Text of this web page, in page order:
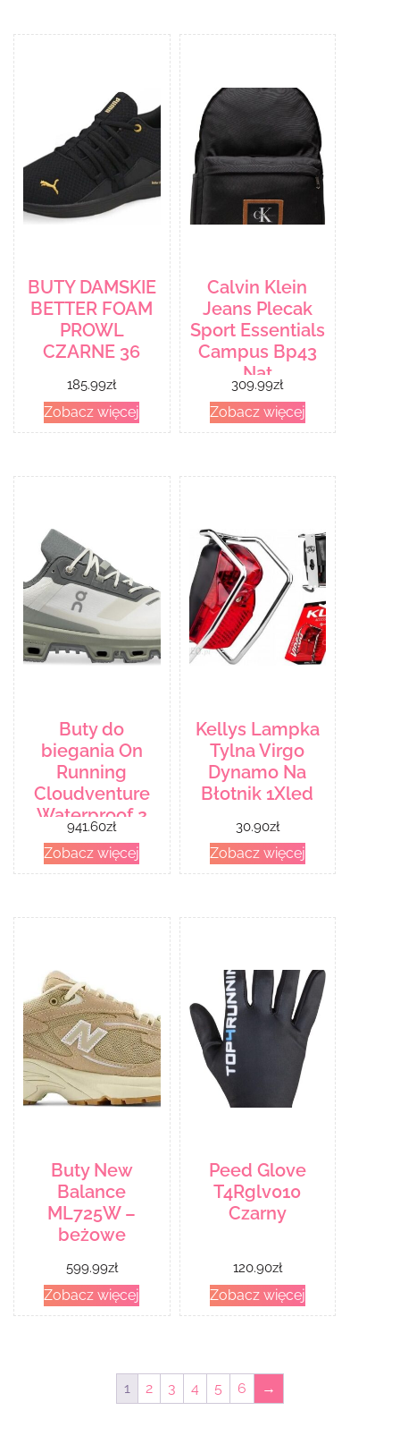
BUTY DAMSKIE
BETTER FOAM
PROWL
CZARNE 36
185.99zł
Zobacz więcej
Calvin Klein
Jeans Plecak
Sport Essentials
Campus Bp43
Nat
K50K508869
Bds
309.99zł
Zobacz więcej
Buty do
biegania On
Running
Cloudventure
Waterproof 2
3298577 Biały
941.60zł
Zobacz więcej
Kellys Lampka
Tylna Virgo
Dynamo Na
Błotnik 1Xled
30.90zł
Zobacz więcej
Buty New
Balance
ML725W –
beżowe
599.99zł
Zobacz więcej
Peed Glove
T4Rglv010
Czarny
120.90zł
Zobacz więcej
1 2 3 4 5 6 →